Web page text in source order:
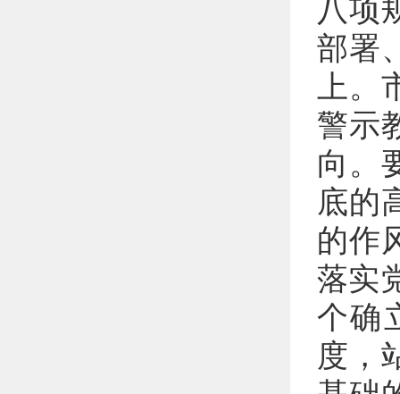
八项
部署
上
警示
向。
底的
的作
落实
个确
度，